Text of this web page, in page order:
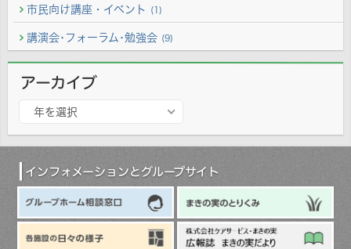
市民向け講座・イベント (1)
講演会･フォーラム･勉強会 (9)
アーカイブ
カ
年を選択
インフォメーションとグループサイト